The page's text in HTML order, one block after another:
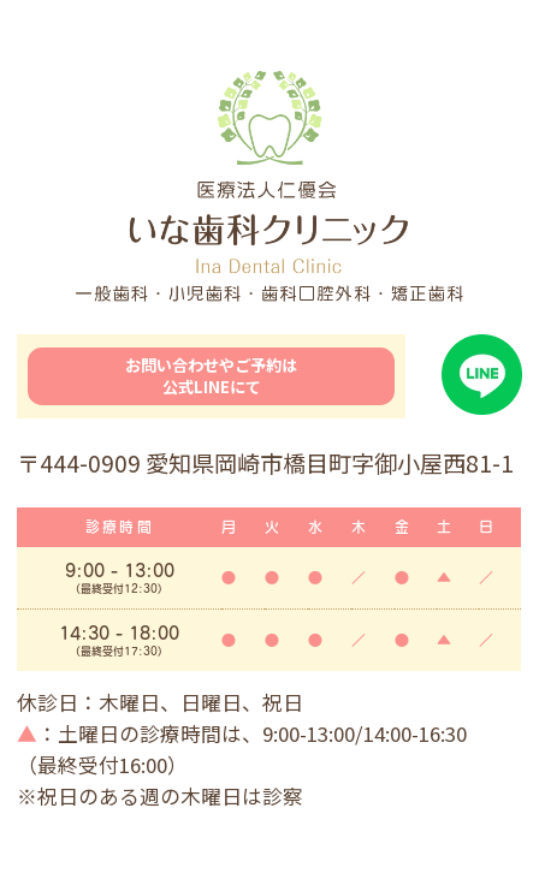
お問い合わせやご予約は
公式LINEにて
〒444-0909 愛知県岡崎市橋目町字御小屋西81-1
診療時間 月 火 水 木 金 土 日
9:00- 13:00
(最終受付12:30)
● ● ● ／ ● ▲ ／
14:30 - 18:00
(最終受付17:30)
● ● ● ／ ● ▲ ／
休診日：木曜日、日曜日、祝日
▲ ：土曜日の診療時間は、9:00-13:00/14:00-16:30
（最終受付16:00）
※祝日のある週の木曜日は診察